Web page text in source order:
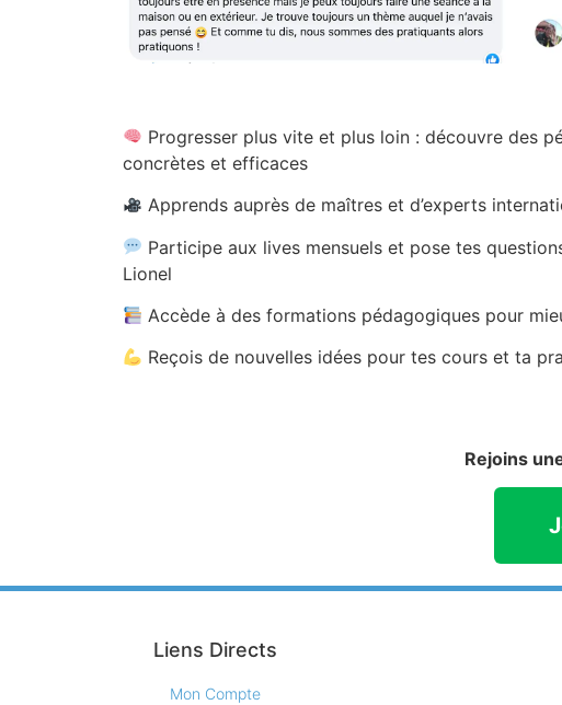
Progresser plus vite et plus loin : découvre des
concrètes et efficaces
Apprends auprès de maîtres et d’experts
Participe aux lives mensuels et pose tes
Lionel
Accède à des formations pédagogiques pour
Reçois de nouvelles idées pour tes cours et ta
Rejoins
Liens Directs
Mon Compte